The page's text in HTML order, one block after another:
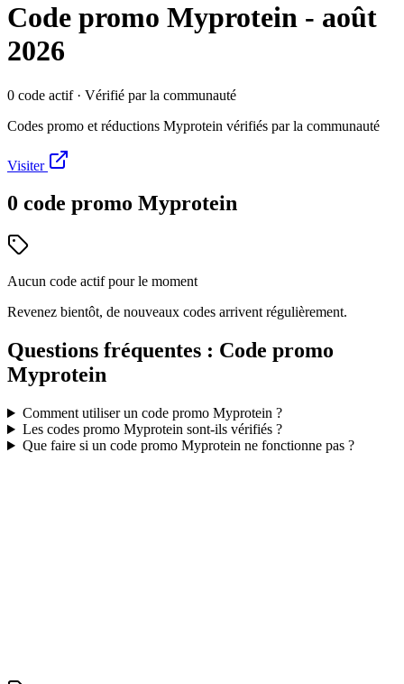
Code promo Myprotein - août
2026
0 code actif· Vérifié par la communauté
Codes promo et réductions Myprotein vérifiés par la communauté
Visiter
0 code promo Myprotein
Aucun code actif pour le moment
Revenez bientôt, de nouveaux codes arrivent régulièrement.
Questions fréquentes : Code promo
Myprotein
Comment utiliser un code promo Myprotein ?
Les codes promo Myprotein sont-ils vérifiés ?
Que faire si un code promo Myprotein ne fonctionne pas ?